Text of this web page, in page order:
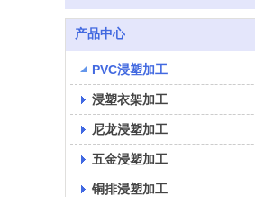
产品中心
PVC浸塑加工
浸塑衣架加工
尼龙浸塑加工
五金浸塑加工
铜排浸塑加工